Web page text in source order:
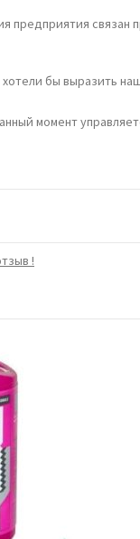
предприятия
бы выразить
момент
!